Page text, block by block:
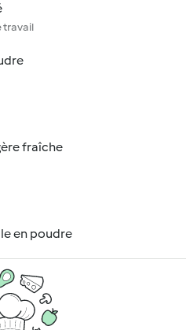
travail
fraîche
en poudre